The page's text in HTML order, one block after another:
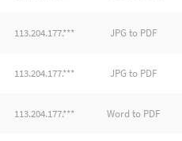
113.204.177.*** JPG to PDF
113.204.177.*** JPG to PDF
113.204.177.*** Word to PDF